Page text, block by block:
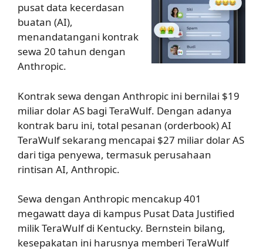
pusat data kecerdasan
buatan (AI),
menandatangani kontrak
sewa 20 tahun dengan
Anthropic.
Kontrak sewa dengan Anthropic ini bernilai $19
miliar dolar AS bagi TeraWulf. Dengan adanya
kontrak baru ini, total pesanan (orderbook) AI
TeraWulf sekarang mencapai $27 miliar dolar AS
dari tiga penyewa, termasuk perusahaan
rintisan AI, Anthropic.
Sewa dengan Anthropic mencakup 401
megawatt daya di kampus Pusat Data Justified
milik TeraWulf di Kentucky. Bernstein bilang,
kesepakatan ini harusnya memberi TeraWulf